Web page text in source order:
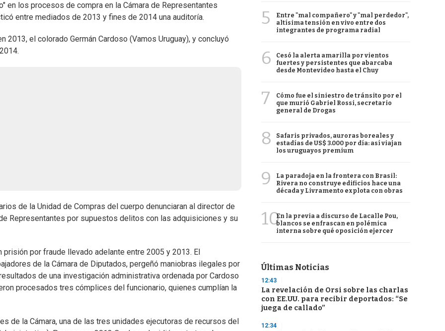
en los procesos de compra en la Cámara de Representantes
entre mediados de 2013 y fines de 2014 una auditoría.
el colorado Germán Cardoso (Vamos Uruguay), y concluyó
de la Unidad de Compras del cuerpo denunciaran al director de
Representantes por supuestos delitos con las adquisiciones y su
por fraude llevado adelante entre 2005 y 2013. El
de la Cámara de Diputados, pergeñó maniobras ilegales por
de una investigación administrativa ordenada por Cardoso
procesados tres cómplices del funcionario, quienes cumplían la
de la Cámara, una de las tres unidades ejecutoras de recursos del
5
Entre "mal compañero" y "mal perdedor",
altísima tensión en vivo entre dos
integrantes de programa radial
6
Cesó la alerta amarilla por vientos
fuertes y persistentes que abarcaba
desde Montevideo hasta el Chuy
7
Cómo fue el siniestro de tránsito por el
que murió Gabriel Rossi, secretario
general de Drogas
8
Safaris privados, auroras boreales y
estadías de US$ 3.000 por día: así viajan
los uruguayos premium
9
La paradoja en la frontera con Brasil:
Rivera no construye edificios hace una
década y Livramento explota con obras
10En la previa a discurso de Lacalle Pou,
blancos se enfrascan en polémica
interna sobre qué oposición ejercer
Últimas Noticias
12:43
La revelación de Orsi sobre las charlas
con EE.UU. para recibir deportados: “Se
juega de callado”
12:34